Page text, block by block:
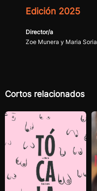
Edición 2025
Director/a
Zoe Munera y Maria Soria
Cortos relacionados